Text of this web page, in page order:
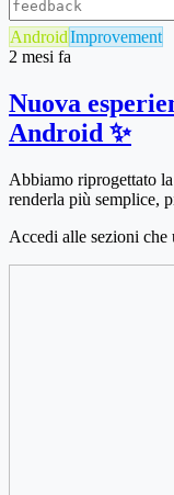
AndroidImprovement
2 mesi fa
Nuova
Android ✨
Abbiamo riprogettato
renderla più semplice,
Accedi alle sezioni che